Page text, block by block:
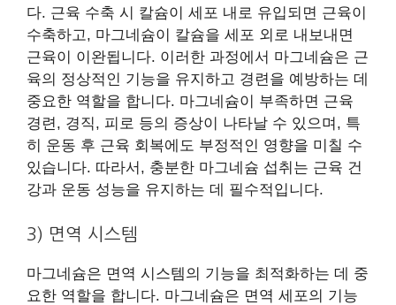
다. 근육 수축 시 칼슘이 세포 내로 유입되면 근육이
수축하고, 마그네슘이 칼슘을 세포 외로 내보내면
근육이 이완됩니다. 이러한 과정에서 마그네슘은 근
육의 정상적인 기능을 유지하고 경련을 예방하는 데
중요한 역할을 합니다. 마그네슘이 부족하면 근육
경련, 경직, 피로 등의 증상이 나타날 수 있으며, 특
히 운동 후 근육 회복에도 부정적인 영향을 미칠 수
있습니다. 따라서, 충분한 마그네슘 섭취는 근육 건
강과 운동 성능을 유지하는 데 필수적입니다.
3) 면역 시스템
마그네슘은 면역 시스템의 기능을 최적화하는 데 중
요한 역할을 합니다. 마그네슘은 면역 세포의 기능